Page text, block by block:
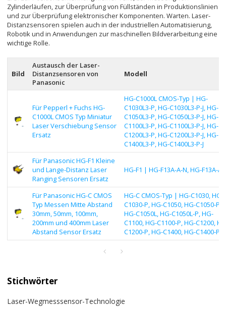
Zylinderläufen, zur Überprüfung von Füllständen in Produktionslinien
und zur Überprüfung elektronischer Komponenten. Warten. Laser-
Distanzsensoren spielen auch in der industriellen Automatisierung,
Robotik und in Anwendungen zur maschinellen Bildverarbeitung eine
wichtige Rolle.
Bild
Austausch der Laser-
Distanzsensoren von
Panasonic
Modell
Für Pepperl + Fuchs HG-
C1000L CMOS Typ Miniatur
Laser Verschiebung Sensor
Ersatz
HG-C1000L CMOS-Typ | HG-
C1030L3-P, HG-C1030L3-P-J, HG-
C1050L3-P, HG-C1050L3-P-J, HG-
C1100L3-P, HG-C1100L3-P-J, HG-
C1200L3-P, HG-C1200L3-P-J, HG-
C1400L3-P, HG-C1400L3-P-J
Für Panasonic HG-F1 Kleine
und Lange-Distanz Laser
Ranging Sensoren Ersatz
HG-F1 | HG-F13A-A-N, HG-F13A-A-
Für Panasonic HG-C CMOS
Typ Messen Mitte Abstand
30mm, 50mm, 100mm,
200mm und 400mm Laser
Abstand Sensor Ersatz
HG-C CMOS-Typ | HG-C1030, HG-
C1030-P, HG-C1050, HG-C1050-P,
HG-C1050L, HG-C1050L-P, HG-
C1100, HG-C1100-P, HG-C1200,
C1200-P, HG-C1400, HG-C1400-P
Stichwörter
Laser-Wegmesssensor-Technologie